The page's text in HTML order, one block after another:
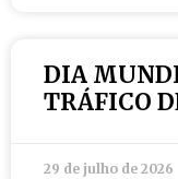
DIA
TRÁFICO
29 de julho de 2026